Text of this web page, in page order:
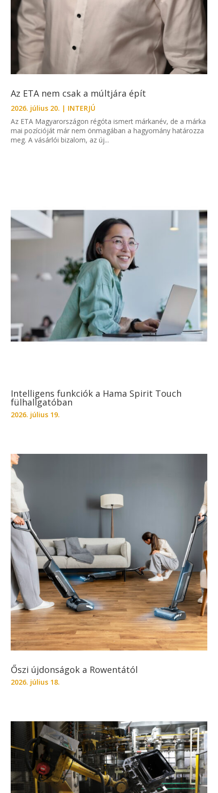
Az ETA nem csak a múltjára épít
2026. július 20. | INTERJÚ
Az ETA Magyarországon régóta ismert márkanév, de a márka
mai pozícióját már nem önmagában a hagyomány határozza
meg. A vásárlói bizalom, az új...
Intelligens funkciók a Hama Spirit Touch
fülhallgatóban
2026. július 19.
Őszi újdonságok a Rowentától
2026. július 18.